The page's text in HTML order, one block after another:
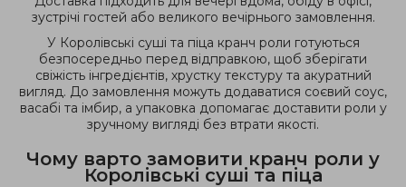
зустрічі гостей або великого вечірнього замовлення.
У Королівські суші та піца кранч роли готуються
безпосередньо перед відправкою, щоб зберігати
свіжість інгредієнтів, хрустку текстуру та акуратний
вигляд. До замовлення можуть додаватися соєвий соус,
васабі та імбир, а упаковка допомагає доставити роли у
зручному вигляді без втрати якості.
Чому варто замовити кранч роли у
Королівські суші та піца